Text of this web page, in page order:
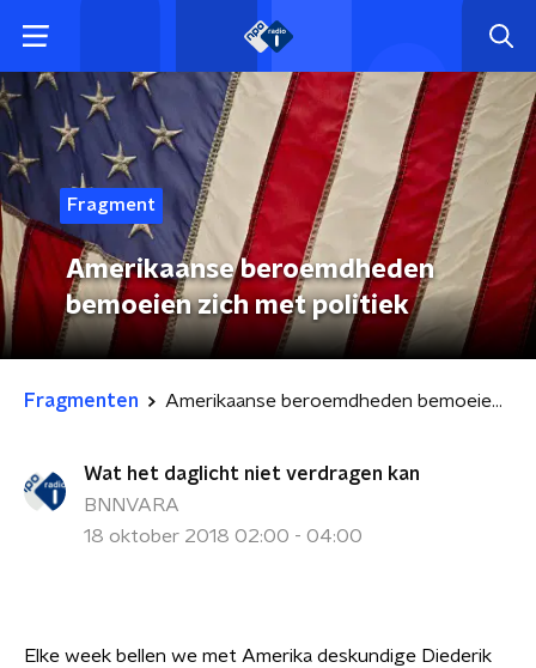
Fragment
Amerikaanse beroemdheden
bemoeien zich met politiek
Fragmenten Amerikaanse beroemdheden bemoeien zich met politiek
Wat het daglicht niet verdragen kan
BNNVARA
18 oktober 2018 02:00 - 04:00
Elke week bellen we met Amerika deskundige Diederik